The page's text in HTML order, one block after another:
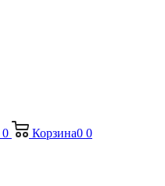
0 Корзина0 0